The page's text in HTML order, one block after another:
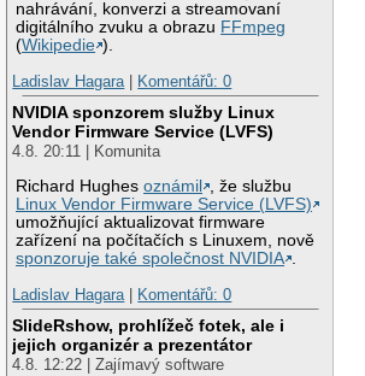
nahrávání, konverzi a streamovaní
digitálního zvuku a obrazu FFmpeg
(Wikipedie ).
Ladislav Hagara
Komentářů: 0
NVIDIA sponzorem služby Linux
Vendor Firmware Service (LVFS)
4.8. 20:11 | Komunita
Richard Hughesoznámil
, že službu
Linux Vendor Firmware Service (LVFS)
umožňující aktualizovat firmware
zařízení na počítačích s Linuxem, nově
sponzoruje také společnost NVIDIA .
Ladislav Hagara | Komentářů: 0
SlideRshow, prohlížeč fotek, ale i
jejich organizér a prezentátor
4.8. 12:22 | Zajímavý software